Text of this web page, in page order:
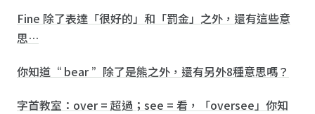
Fine 除了表達「很好的」和「罰金」之外，還有這些意
思…
你知道“ bear ”除了是熊之外，還有另外8種意思嗎？
字首教室：over = 超過；see = 看，「oversee」你知